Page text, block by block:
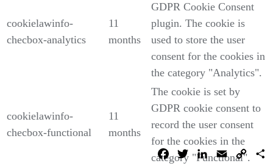
FacebookTwitterLinkedIn
Email Copy
Link
cookielawinfo-
checbox-analytics
11
months
GDPR Cookie Consent
plugin. The cookie is
used to store the user
consent for the cookies in
the category "Analytics".
cookielawinfo-
checbox-functional
11
months
The cookie is set by
GDPR cookie consent to
record the user consent
for the cookies in the
category "Functional".